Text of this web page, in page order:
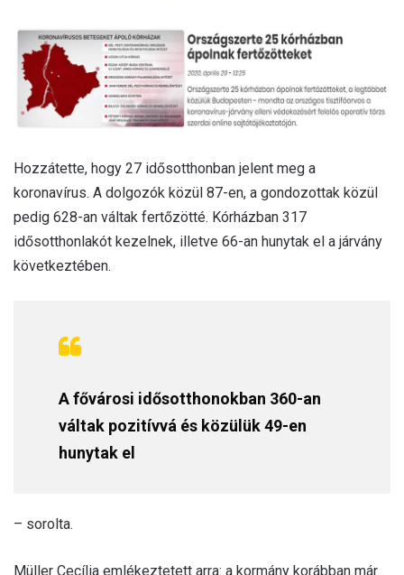
Hozzátette, hogy 27 idősotthonban jelent meg a
koronavírus. A dolgozók közül 87-en, a gondozottak közül
pedig 628-an váltak fertőzötté. Kórházban 317
idősotthonlakót kezelnek, illetve 66-an hunytak el a járvány
következtében.
A fővárosi idősotthonokban 360-an
váltak pozitívvá és közülük 49-en
hunytak el
– sorolta.
Müller Cecília emlékeztetett arra: a kormány korábban már